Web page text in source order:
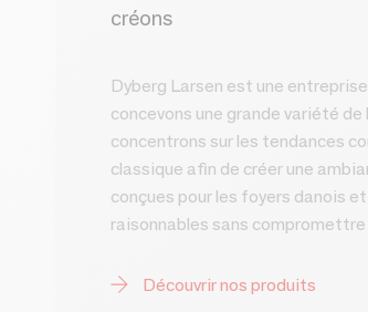
créons
Dyberg Larsen est une
concevons une grande variété
concentrons sur les tendances
classique afin de créer une
conçues pour les foyers danois
raisonnables sans
Découvrir nos produits